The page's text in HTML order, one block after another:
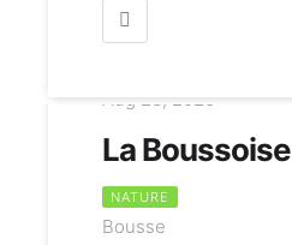
La Boussoise
NATURE
Bousse